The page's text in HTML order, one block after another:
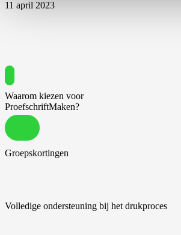
11 april 2023
Waarom kiezen voor
ProefschriftMaken?
Groepskortingen
Volledige ondersteuning bij het drukproces